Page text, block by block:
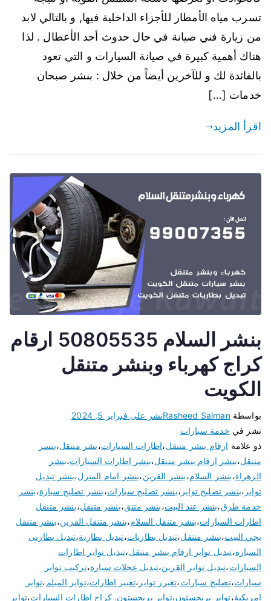
تسرب مياه الأمطار للأجزاء الداخلية فيها, و بالتالي لابد
من زيارة فني صيانة في حال حدوث أحد الأعطال . لذا
هناك أهمية كبيرة في صيانة السيارات و التي تعود
بالفائدة لك و للآخرين أيضاً من خلال : بنشر صبحان
خدمات […]
اقرأ المزيد
بنشر السلام 50805535 ارقام
كراج كهرباء وبنشر متنقل
الكويت
بواسطةRasheed Salmanنشر على فبراير 5, 2024
نشر في خدمة سيارات
ذو علامة ارقام بنشر متنقل،اطارات السيارات،بشر متنقل،بنسر
متنقل،بنشر ارقام بنشر متنقل،بنشر اطارات السيارات،بنشر
الزهراء،بنشر السلام،بنشر القرين،بنشر امام المنزل،بنشر تبديل
تواير ،بنشر تصليح تواير ،بنشر تصليح سيارات،بنشر تصليح سيارة،بنشر
خدمة طرق،بنشر عند البيت،بنشر متنق،بنشر متنقل،بنشر متنقل
اطارات السيارات،بنشر متنقل السلام،بنشر متنقل القرين،بنشر متنقل
يجي البيت،بنشر منتقل،تبديل بطاريات،تبديل بطارية،تبديل بطاريى
السيارة،تبديل تواير ارقام بنشر متنقل،تبديل تواير اطارات
السيارات،تبديل تواير القرين،تبديل عجلات سيارة،تركيب تواير
سيارات،تصليح سيارات،تغيرر تواير ،تغيير اطارات،تواير الميلم،تواير
امريكية،تواير بريجستون،تواير بريجستون. كراج اطارات السيارات،تواير